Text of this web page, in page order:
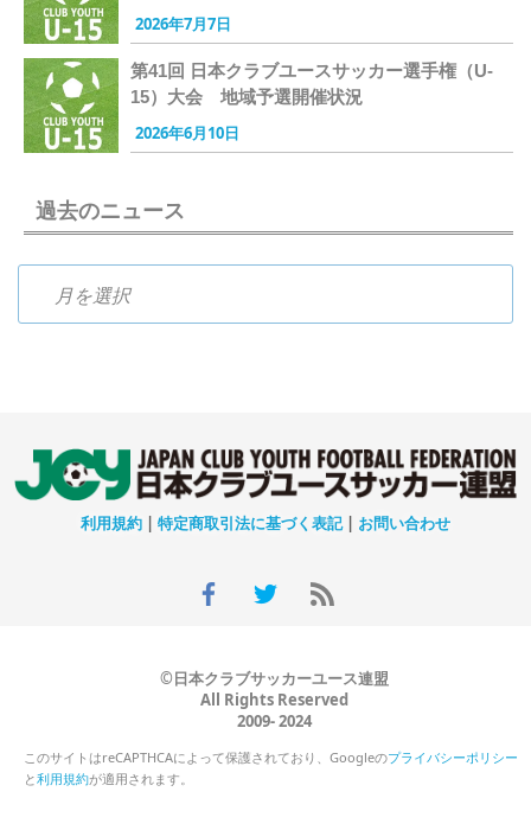
2026年7月7日
第41回 日本クラブユースサッカー選手権（U-
15）大会 地域予選開催状況
2026年6月10日
過去のニュース
利用規約 | 特定商取引法に基づく表記| お問い合わせ
©日本クラブサッカーユース連盟
All Rights Reserved
2009- 2024
このサイトはreCAPTHCAによって保護されており、Googleのプライバシーポリシー
と利用規約が適用されます。